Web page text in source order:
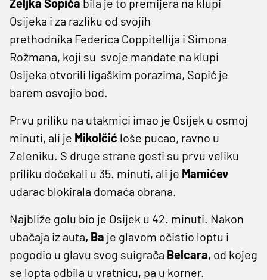
Željka Sopića bila je to premijera na klupi
Osijeka i za razliku od svojih
prethodnika Federica Coppitellija i Simona
Rožmana, koji su svoje mandate na klupi
Osijeka otvorili ligaškim porazima, Sopić je
barem osvojio bod.
Prvu priliku na utakmici imao je Osijek u osmoj
minuti, ali je Mikolčić loše pucao, ravno u
Zeleniku. S druge strane gosti su prvu veliku
priliku dočekali u 35. minuti, ali je Mamićev
udarac blokirala domaća obrana.
Najbliže golu bio je Osijek u 42. minuti. Nakon
ubačaja iz auta, Ba je glavom očistio loptu i
pogodio u glavu svog suigrača Belcara, od kojeg
se lopta odbila u vratnicu, pa u korner.